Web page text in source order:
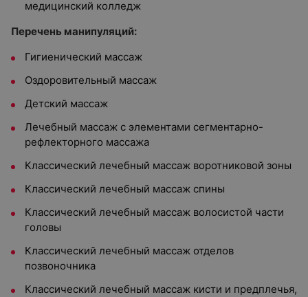
медицинский колледж
Перечень манипуляций:
Гигиенический массаж
Оздоровительный массаж
Детский массаж
Лечебный массаж с элементами сегментарно-
рефлекторного массажа
Классический лечебный массаж воротниковой зоны
Классический лечебный массаж спины
Классический лечебный массаж волосистой части
головы
Классический лечебный массаж отделов
позвоночника
Классический лечебный массаж кисти и предплечья,